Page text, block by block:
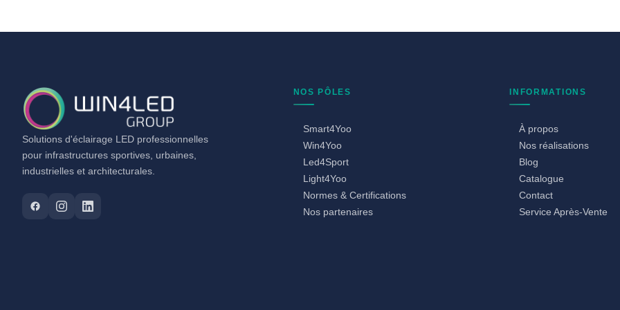
Solutions d'éclairage LED professionnelles
pour infrastructures sportives, urbaines,
industrielles et architecturales.
NOS PÔLES
Smart4Yoo
Win4Yoo
Led4Sport
Light4Yoo
Normes & Certifications
Nos partenaires
INFORMATIONS
À propos
Nos réalisations
Blog
Catalogue
Contact
Service Après-Vente